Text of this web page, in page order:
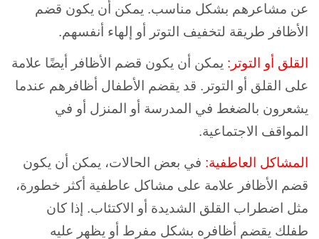
عن مشاعرهم بشكل مناسب. يمكن أن يكون قضم
الأظافر طريقة لتخفيف التوتر أو إلهاء أنفسهم.
القلق أو التوتر: يمكن أن يكون قضم الأظافر أيضًا علامة
على القلق أو التوتر. قد يقضم الأطفال أظافرهم عندما
يشعرون بالضغط في المدرسة أو المنزل أو في
المواقف الاجتماعية.
المشاكل العاطفية: في بعض الحالات، يمكن أن يكون
قضم الأظافر علامة على مشاكل عاطفية أكثر خطورة،
مثل اضطراب القلق الشديدة أو الاكتئاب. إذا كان
طفلك يقضم أظافره بشكل مفرط أو يظهر عليه